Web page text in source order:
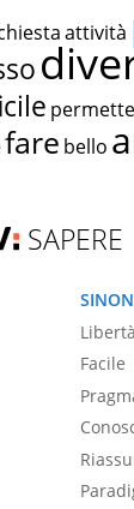
attività
fare bello
SAPERE
Libertà
Facile